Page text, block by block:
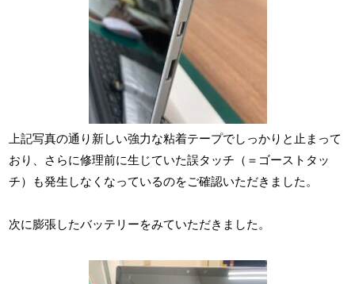
上記写真の通り新しい強力な粘着テープでしっかりと止まって
おり、さらに修理前に生じていた誤タッチ（＝ゴーストタッ
チ）も発生しなくなっているのをご確認いただきました。
次に膨張したバッテリーをみていただきました。